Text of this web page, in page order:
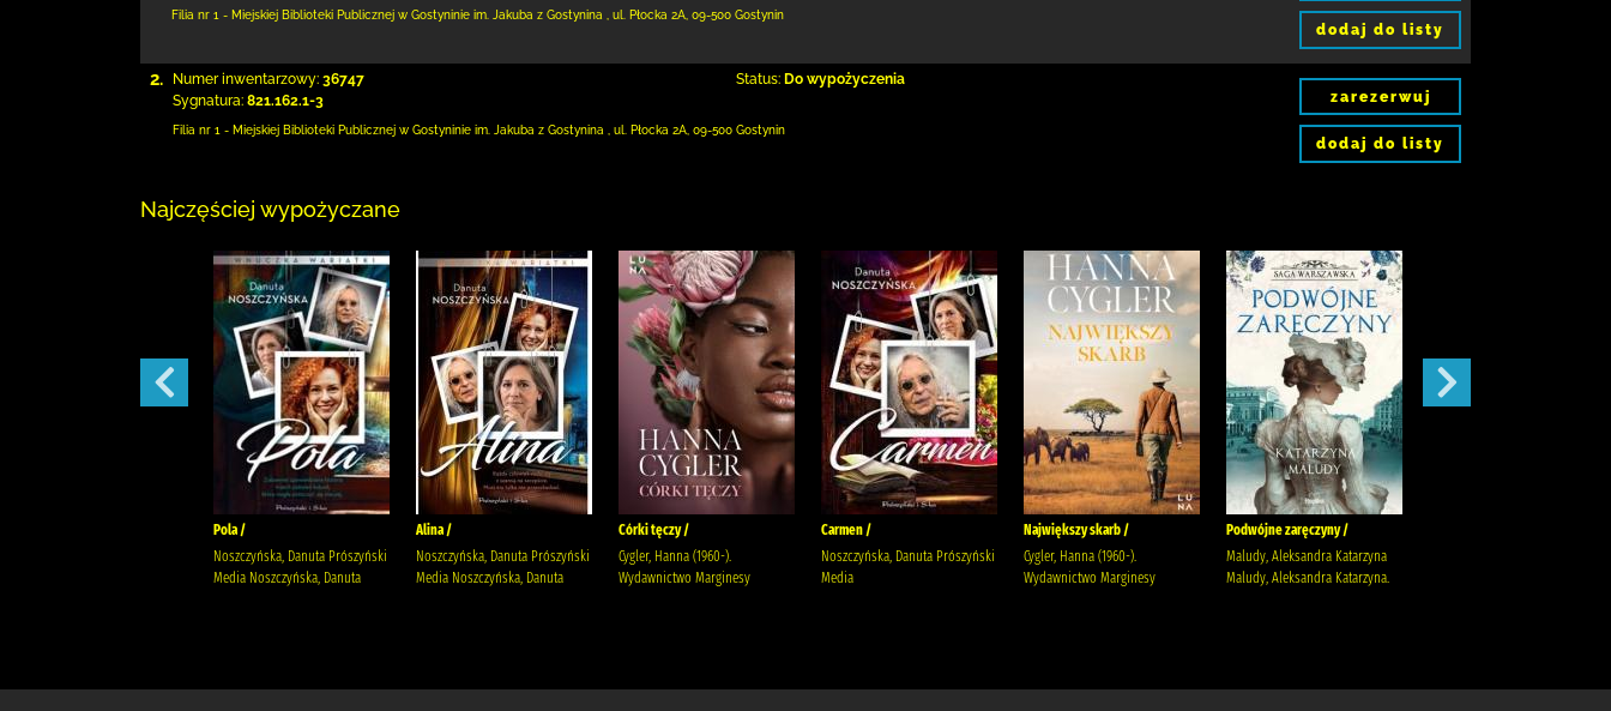
Filia nr 1 - Miejskiej Biblioteki Publicznej w Gostyninie im. Jakuba z Gostynina ul. Płocka 2A 09-500 Gostynin
dodaj do listy
2. Numer inwentarzowy: 36747
Sygnatura: 821.162.1-3
Status: Do wypożyczenia
Filia nr 1 - Miejskiej Biblioteki Publicznej w Gostyninie im. Jakuba z Gostynina ul. Płocka 2A 09-500 Gostynin
zarezerwuj
dodaj do listy
Najczęściej wypożyczane
Pola /
Noszczyńska, Danuta Prószyński
Media Noszczyńska, Danuta
Alina /
Noszczyńska, Danuta Prószyński
Media Noszczyńska, Danuta
Córki tęczy /
Cygler, Hanna (1960-).
Wydawnictwo Marginesy
Carmen /
Noszczyńska, Danuta Prószyński
Media
Największy skarb /
Cygler, Hanna (1960-).
Wydawnictwo Marginesy
Podwójne zaręczyny /
Maludy, Aleksandra Katarzyna
Maludy, Aleksandra Katarzyna.